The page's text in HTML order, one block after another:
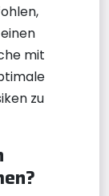
mit
zu